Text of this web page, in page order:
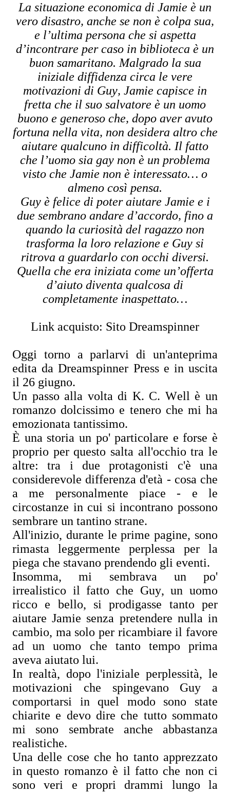
La situazione economica di Jamie è un
vero disastro, anche se non è colpa sua,
e l’ultima persona che si aspetta
d’incontrare per caso in biblioteca è un
buon samaritano. Malgrado la sua
iniziale diffidenza circa le vere
motivazioni di Guy, Jamie capisce in
fretta che il suo salvatore è un uomo
buono e generoso che, dopo aver avuto
fortuna nella vita, non desidera altro che
aiutare qualcuno in difficoltà. Il fatto
che l’uomo sia gay non è un problema
visto che Jamie non è interessato… o
almeno così pensa.
Guy è felice di poter aiutare Jamie e i
due sembrano andare d’accordo, fino a
quando la curiosità del ragazzo non
trasforma la loro relazione e Guy si
ritrova a guardarlo con occhi diversi.
Quella che era iniziata come un’offerta
d’aiuto diventa qualcosa di
completamente inaspettato…
Link acquisto: Sito Dreamspinner
Oggi torno a parlarvi di un'anteprima
edita da Dreamspinner Press e in uscita
il 26 giugno.
Un passo alla volta di K. C. Well è un
romanzo dolcissimo e tenero che mi ha
emozionata tantissimo.
È una storia un po' particolare e forse è
proprio per questo salta all'occhio tra le
altre: tra i due protagonisti c'è una
considerevole differenza d'età - cosa che
a me personalmente piace - e le
circostanze in cui si incontrano possono
sembrare un tantino strane.
All'inizio, durante le prime pagine, sono
rimasta leggermente perplessa per la
piega che stavano prendendo gli eventi.
Insomma, mi sembrava un po'
irrealistico il fatto che Guy, un uomo
ricco e bello, si prodigasse tanto per
aiutare Jamie senza pretendere nulla in
cambio, ma solo per ricambiare il favore
ad un uomo che tanto tempo prima
aveva aiutato lui.
In realtà, dopo l'iniziale perplessità, le
motivazioni che spingevano Guy a
comportarsi in quel modo sono state
chiarite e devo dire che tutto sommato
mi sono sembrate anche abbastanza
realistiche.
Una delle cose che ho tanto apprezzato
in questo romanzo è il fatto che non ci
sono veri e propri drammi lungo la